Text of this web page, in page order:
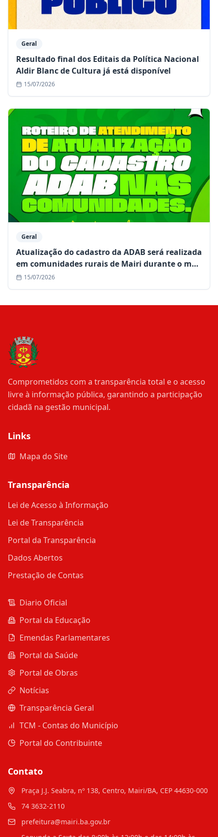
Geral
Resultado final dos Editais da Política Nacional
Aldir Blanc de Cultura já está disponível
15/07/2026
Geral
Atualização do cadastro da ADAB será realizada
em comunidades rurais de Mairi durante o mês
de julho
15/07/2026
Comprometidos com a transparência total e o acesso
livre à informação pública, garantindo a participação
cidadã na gestão municipal.
Links
Mapa do Site
Transparência
Lei de Acesso à Informação
Lei de Transparência
Portal da Transparência
Dados Abertos
Prestação de Contas
Diario Oficial
Portal da Educação
Emendas Parlamentares
Portal da Saúde
Portal de Obras
Notícias
Transparência Geral
TCM - Contas do Município
Portal do Contribuinte
Contato
Praça J.J. Seabra, nº 138, Centro, Mairi/BA, CEP 44630-000
74 3632-2110
prefeitura@mairi.ba.gov.br